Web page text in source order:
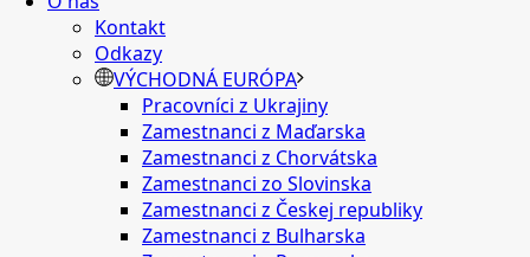
Kontakt
Odkazy
VÝCHODNÁ EURÓPA
Pracovníci z Ukrajiny
Zamestnanci z Maďarska
Zamestnanci z Chorvátska
Zamestnanci zo Slovinska
Zamestnanci z Českej republiky
Zamestnanci z Bulharska